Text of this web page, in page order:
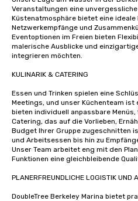
Veranstaltungen eine
Küstenatmosphäre bietet eine ideale
Netzwerkempfänge und
Eventoptionen im Freien bieten
malerische Ausblicke und
integrieren möchten.
KULINARIK & CATERING
Essen und Trinken spielen eine
Meetings, und unser Küchenteam ist
bieten individuell anpassbare
Catering, das auf die Vorlieben,
Budget Ihrer Gruppe zugeschnitten
und Arbeitsessen bis hin zu
Unser Team arbeitet eng mit den
Funktionen eine gleichbleibende
PLANERFREUNDLICHE LOGISTIK UND
DoubleTree Berkeley Marina bietet